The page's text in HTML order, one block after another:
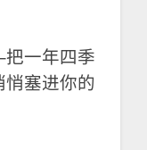
一年四季
塞进你的